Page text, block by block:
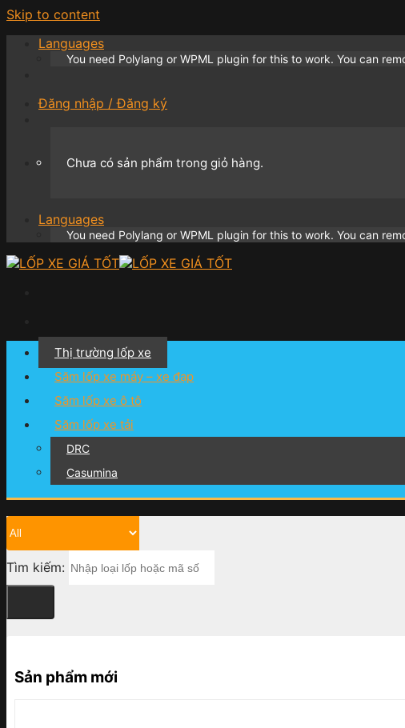
Skip to content
Languages
You need Polylang or WPML plugin for this to work. You can
Đăng nhập / Đăng ký
Chưa có sản phẩm trong giỏ hàng.
Languages
You need Polylang or WPML plugin for this to work. You can
Thị trường lốp xe
Săm lốp xe máy – xe đạp
Săm lốp xe ô tô
Săm lốp xe tải
DRC
Casumina
Tìm kiếm:
Sản phẩm mới